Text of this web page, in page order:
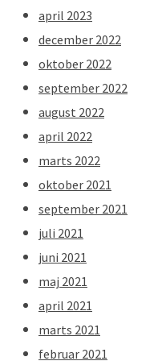
april 2023
december 2022
oktober 2022
september 2022
august 2022
april 2022
marts 2022
oktober 2021
september 2021
juli 2021
juni 2021
maj 2021
april 2021
marts 2021
februar 2021